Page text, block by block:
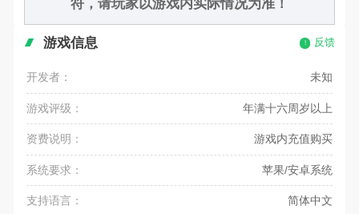
符，请玩家以游戏内实际情况为准！
游戏信息 反馈
开发者： 未知
游戏评级： 年满十六周岁以上
资费说明： 游戏内充值购买
系统要求： 苹果/安卓系统
支持语言： 简体中文